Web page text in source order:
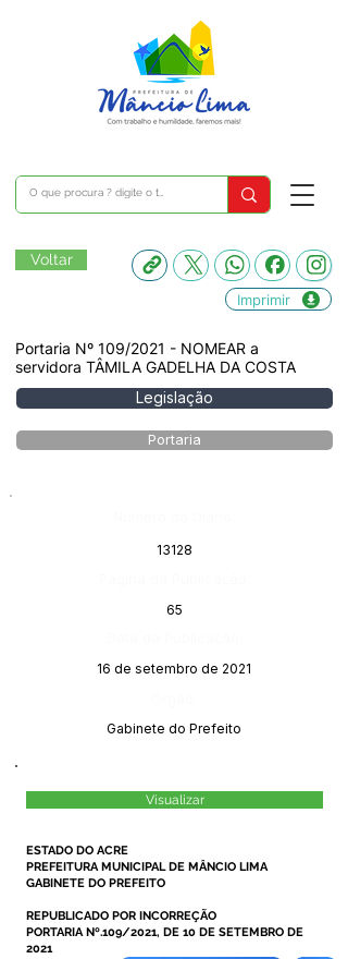
Voltar
Imprimir
Portaria Nº 109/2021 - NOMEAR a
servidora TÂMILA GADELHA DA COSTA
Legislação
Portaria
13128
65
16 de setembro de 2021
Gabinete do Prefeito
Visualizar
ESTADO DO ACRE
PREFEITURA MUNICIPAL DE MÂNCIO LIMA
GABINETE DO PREFEITO
REPUBLICADO POR INCORREÇÃO
PORTARIA Nº.109/2021, DE 10 DE SETEMBRO DE
2021